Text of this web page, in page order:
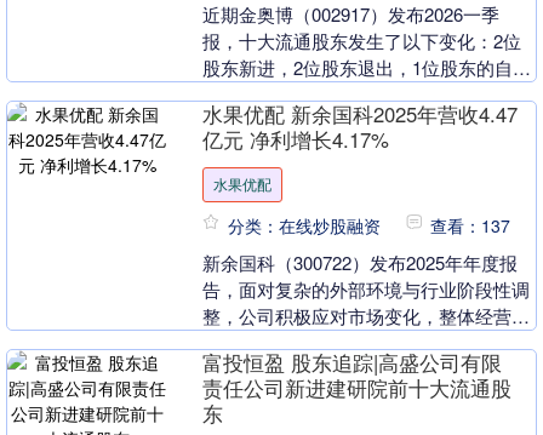
近期金奥博（002917）发布2026一季
报，十大流通股东发生了以下变化：2位
股东新进，2位股东退出，1位股东的自持
流通股份增加，2位股东的自持流通股份
减少。 ....
水果优配 新余国科2025年营收4.47
亿元 净利增长4.17%
水果优配
分类：在线炒股融资 查看：137
新余国科（300722）发布2025年年度报
告，面对复杂的外部环境与行业阶段性调
整，公司积极应对市场变化，整体经营保
持稳定，发展韧性持续显现。全年实现营
业收入4....
富投恒盈 股东追踪|高盛公司有限
责任公司新进建研院前十大流通股
东